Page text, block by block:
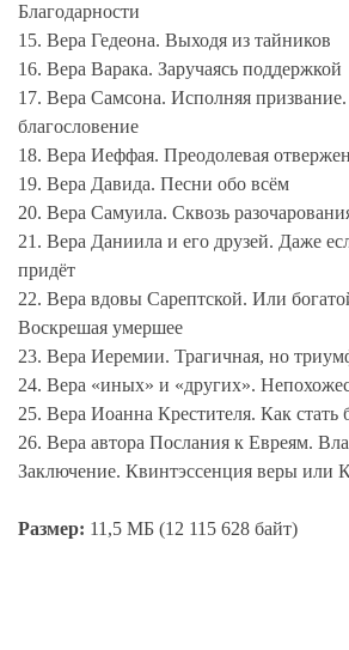
Благодарности
15. Вера Гедеона. Выходя из тайников
16. Вера Варака. Заручаясь поддержкой
17. Вера Самсона. Исполняя призвание.
благословение
18. Вера Иеффая. Преодолевая
19. Вера Давида. Песни обо всём
20. Вера Самуила. Сквозь
21. Вера Даниила и его друзей. Даже
придёт
22. Вера вдовы Сарептской. Или
Воскрешая умершее
23. Вера Иеремии. Трагичная, но
24. Вера «иных» и «других».
25. Вера Иоанна Крестителя. Как
26. Вера автора Послания к Евреям.
Заключение. Квинтэссенция веры или
Размер: 11,5 МБ (12 115 628 байт)